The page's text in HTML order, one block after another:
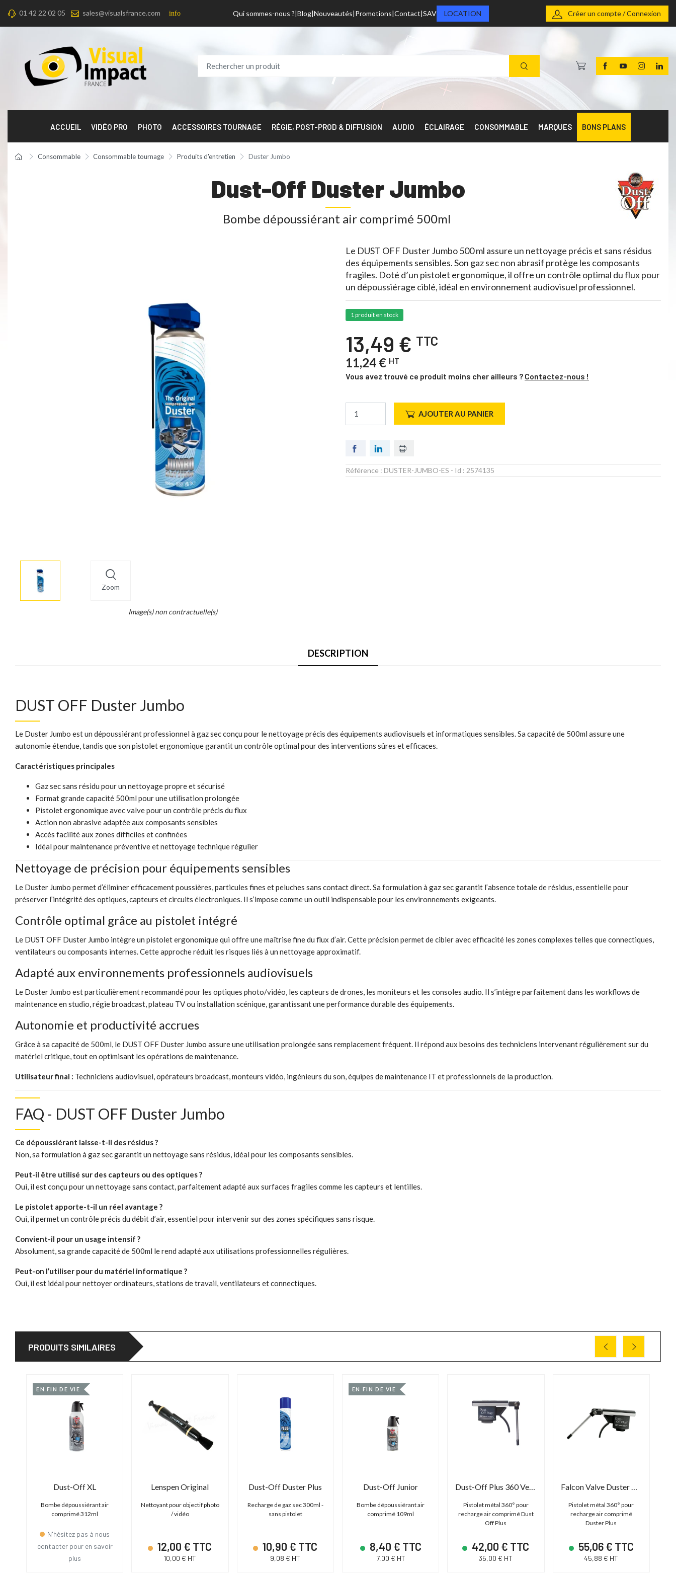
01 42 22 02 05 sales@visualsfrance.com info Qui sommes-nous ? Blog Nouveautés Promotions Contact SAV LOCATION Créer un compte / Connexion
ACCUEIL VIDÉO PRO PHOTO ACCESSOIRES TOURNAGE RÉGIE, POST-PROD & DIFFUSION AUDIO ÉCLAIRAGE CONSOMMABLE MARQUES BONS PLANS
Consommable Consommable tournage Produits d'entretien Duster Jumbo
Dust-Off Duster Jumbo
Bombe dépoussiérant air comprimé 500ml
Zoom
More
info
Image(s) non contractuelle(s)
Le DUST OFF Duster Jumbo 500 ml assure un nettoyage précis et sans résidus
des équipements sensibles. Son gaz sec non abrasif protège les composants
fragiles. Doté d’un pistolet ergonomique, il offre un contrôle optimal du flux pour
un dépoussiérage ciblé, idéal en environnement audiovisuel professionnel.
1 produit en stock
13,49 € TTC
11,24 € HT
Vous avez trouvé ce produit moins cher ailleurs ? Contactez-nous !
AJOUTER AU PANIER
Référence : DUSTER-JUMBO-ES - Id : 2574135
DESCRIPTION
DUST OFF Duster Jumbo
Le Duster Jumbo est un dépoussiérant professionnel à gaz sec conçu pour le nettoyage précis des équipements audiovisuels et informatiques sensibles. Sa capacité de 500ml assure une
autonomie étendue, tandis que son pistolet ergonomique garantit un contrôle optimal pour des interventions sûres et efficaces.
Caractéristiques principales
Gaz sec sans résidu pour un nettoyage propre et sécurisé
Format grande capacité 500ml pour une utilisation prolongée
Pistolet ergonomique avec valve pour un contrôle précis du flux
Action non abrasive adaptée aux composants sensibles
Accès facilité aux zones difficiles et confinées
Idéal pour maintenance préventive et nettoyage technique régulier
Nettoyage de précision pour équipements sensibles
Le Duster Jumbo permet d’éliminer efficacement poussières, particules fines et peluches sans contact direct. Sa formulation à gaz sec garantit l’absence totale de résidus, essentielle pour
préserver l’intégrité des optiques, capteurs et circuits électroniques. Il s’impose comme un outil indispensable pour les environnements exigeants.
Contrôle optimal grâce au pistolet intégré
Le DUST OFF Duster Jumbo intègre un pistolet ergonomique qui offre une maîtrise fine du flux d’air. Cette précision permet de cibler avec efficacité les zones complexes telles que connectiques,
ventilateurs ou composants internes. Cette approche réduit les risques liés à un nettoyage approximatif.
Adapté aux environnements professionnels audiovisuels
Le Duster Jumbo est particulièrement recommandé pour les optiques photo/vidéo, les capteurs de drones, les moniteurs et les consoles audio. Il s’intègre parfaitement dans les workflows de
maintenance en studio, régie broadcast, plateau TV ou installation scénique, garantissant une performance durable des équipements.
Autonomie et productivité accrues
Grâce à sa capacité de 500ml, le DUST OFF Duster Jumbo assure une utilisation prolongée sans remplacement fréquent. Il répond aux besoins des techniciens intervenant régulièrement sur du
matériel critique, tout en optimisant les opérations de maintenance.
Utilisateur final : Techniciens audiovisuel, opérateurs broadcast, monteurs vidéo, ingénieurs du son, équipes de maintenance IT et professionnels de la production.
FAQ - DUST OFF Duster Jumbo
Ce dépoussiérant laisse-t-il des résidus ?
Non, sa formulation à gaz sec garantit un nettoyage sans résidus, idéal pour les composants sensibles.
Peut-il être utilisé sur des capteurs ou des optiques ?
Oui, il est conçu pour un nettoyage sans contact, parfaitement adapté aux surfaces fragiles comme les capteurs et lentilles.
Le pistolet apporte-t-il un réel avantage ?
Oui, il permet un contrôle précis du débit d’air, essentiel pour intervenir sur des zones spécifiques sans risque.
Convient-il pour un usage intensif ?
Absolument, sa grande capacité de 500ml le rend adapté aux utilisations professionnelles régulières.
Peut-on l’utiliser pour du matériel informatique ?
Oui, il est idéal pour nettoyer ordinateurs, stations de travail, ventilateurs et connectiques.
PRODUITS SIMILAIRES
EN FIN DE VIE
Dust-Off XL
Bombe dépoussiérant air
comprimé 312ml
N'hésitez pas à nous
contacter pour en savoir
plus
Lenspen Original
Nettoyant pour objectif photo
/ vidéo
12,00 € TTC
10,00 € HT
Dust-Off Duster Plus
Recharge de gaz sec 300ml -
sans pistolet
10,90 € TTC
9,08 € HT
EN FIN DE VIE
Dust-Off Junior
Bombe dépoussiérant air
comprimé 109ml
8,40 € TTC
7,00 € HT
Dust-Off Plus 360 Vector Valve
Pistolet métal 360° pour
recharge air comprimé Dust
Off Plus
42,00 € TTC
35,00 € HT
Falcon Valve Duster Plus 360 Vector
Pistolet métal 360° pour
recharge air comprimé
Duster Plus
55,06 € TTC
45,88 € HT